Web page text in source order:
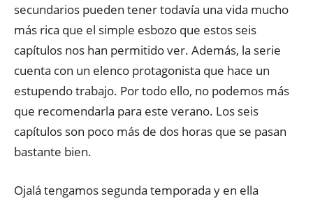
secundarios pueden tener todavía una vida mucho
más rica que el simple esbozo que estos seis
capítulos nos han permitido ver. Además, la serie
cuenta con un elenco protagonista que hace un
estupendo trabajo. Por todo ello, no podemos más
que recomendarla para este verano. Los seis
capítulos son poco más de dos horas que se pasan
bastante bien.
Ojalá tengamos segunda temporada y en ella